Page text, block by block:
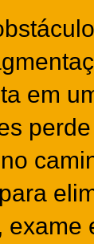
em
exame